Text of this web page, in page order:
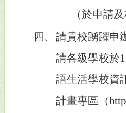
（於申請
四、 請貴校踴躍申
請各級學校於
語生活學校資
計畫專區（